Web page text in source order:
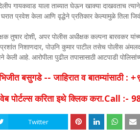
गायकवाड याला ताब्यात घेऊन खाक्या दाखवताच
घरात प्रवेश केला आणि वृद्धेने प्रतिकार केल्यामुळे तिला
तुषार दोशी, अपर पोलीस अधीक्षक कल्पना बारवकर
प्रशांत निशाणदार, पोउनि कुमार पाटील तसेच पोलीस
केली आहे. आरोपीला पुढील तपासासाठी आटपाडी
बसुगडे -- जाहिरात व बातम्यांसाठी
पोर्टल्स करिता इथे क्लिक करा.Call :-
Twitter